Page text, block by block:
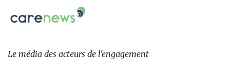
sur:
Carenews,
Le
des
Le média des acteurs de l'engagement